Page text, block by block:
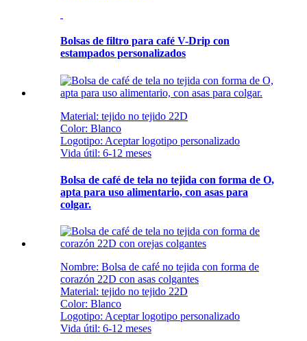
Bolsas de filtro para café V-Drip con
estampados personalizados
Material: tejido no tejido 22D
Color: Blanco
Logotipo: Aceptar logotipo personalizado
Vida útil: 6-12 meses
Bolsa de café de tela no tejida con forma de O,
apta para uso alimentario, con asas para
colgar.
Nombre: Bolsa de café no tejida con forma de
corazón 22D con asas colgantes
Material: tejido no tejido 22D
Color: Blanco
Logotipo: Aceptar logotipo personalizado
Vida útil: 6-12 meses